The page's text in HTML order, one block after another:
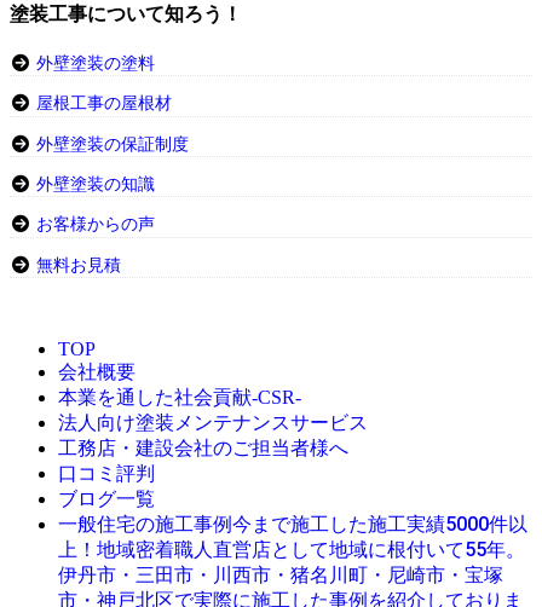
塗装工事について知ろう！
外壁塗装の塗料
屋根工事の屋根材
外壁塗装の保証制度
外壁塗装の知識
お客様からの声
無料お見積
TOP
会社概要
本業を通した社会貢献-CSR-
法人向け塗装メンテナンスサービス
工務店・建設会社のご担当者様へ
口コミ評判
ブログ一覧
一般住宅の施工事例今まで施工した施工実績5000件以
上！地域密着職人直営店として地域に根付いて55年。
伊丹市・三田市・川西市・猪名川町・尼崎市・宝塚
市・神戸北区で実際に施工した事例を紹介しておりま